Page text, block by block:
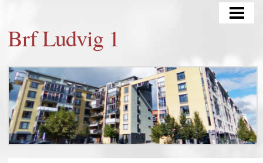
KONTAKT
MÄKLARINFORMATION
FÖR MEDLEMMAR
SENASTE NYTT/AKTUELLT
Brf Ludvig 1